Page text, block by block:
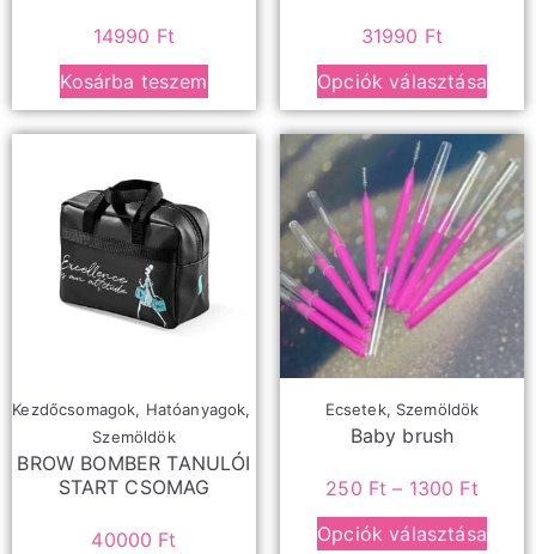
14990 Ft
Kosárba teszem
31990 Ft
Opciók választása
Kezdőcsomagok, Hatóanyagok,
Szemöldök
BROW BOMBER TANULÓI
START CSOMAG
40000 Ft
Ecsetek, Szemöldök
Baby brush
250 Ft – 1300 Ft
Opciók választása